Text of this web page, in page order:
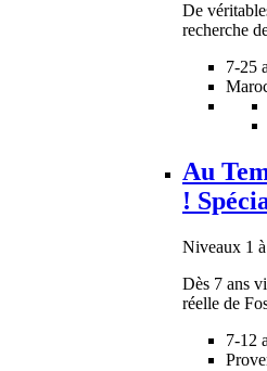
De
recherche
7-25
Au
!
Niveaux 1
Dès 7 ans
réelle de
7-12